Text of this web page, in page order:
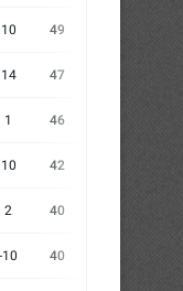
10 49
14 47
1 46
10 42
2 40
-10 40